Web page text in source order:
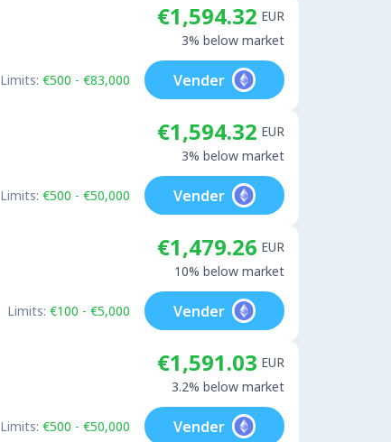
€1,594.32 EUR
3% below market
Limits: €500 - €83,000 Vender
€1,594.32 EUR
3% below market
Limits: €500 - €50,000 Vender
€1,479.26 EUR
10% below market
Limits: €100 - €5,000 Vender
€1,591.03 EUR
3.2% below market
Limits: €500 - €50,000 Vender